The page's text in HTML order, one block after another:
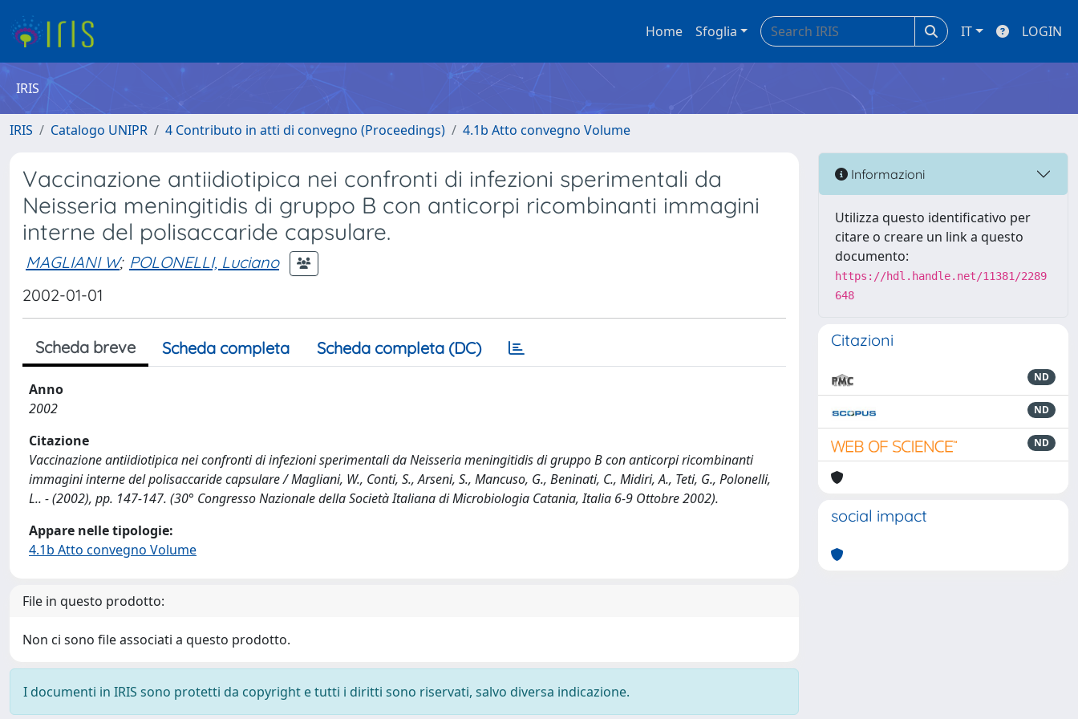
Home Sfoglia IT LOGIN
IRIS
IRIS Catalogo UNIPR 4 Contributo in atti di convegno (Proceedings) 4.1b Atto convegno Volume
Vaccinazione antiidiotipica nei confronti di infezioni sperimentali da
Neisseria meningitidis di gruppo B con anticorpi ricombinanti immagini
interne del polisaccaride capsulare.
MAGLIANI W; POLONELLI, Luciano
2002-01-01
Scheda breve Scheda completa Scheda completa (DC)
Anno
2002
Citazione
Vaccinazione antiidiotipica nei confronti di infezioni sperimentali da Neisseria meningitidis di gruppo B con anticorpi ricombinanti
immagini interne del polisaccaride capsulare / Magliani, W., Conti, S., Arseni, S., Mancuso, G., Beninati, C., Midiri, A., Teti, G., Polonelli,
L.. - (2002), pp. 147-147. (30° Congresso Nazionale della Società Italiana di Microbiologia Catania, Italia 6-9 Ottobre 2002).
Appare nelle tipologie:
4.1b Atto convegno Volume
File in questo prodotto:
Non ci sono file associati a questo prodotto.
I documenti in IRIS sono protetti da copyright e tutti i diritti sono riservati, salvo diversa indicazione.
Informazioni
Utilizza questo identificativo per
citare o creare un link a questo
documento:
https://hdl.handle.net/11381/2289
648
Citazioni
ND
ND
ND
social impact